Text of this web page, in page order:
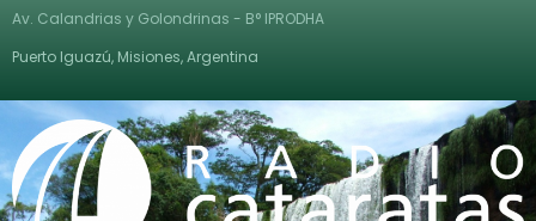
Av. Calandrias y Golondrinas - B° IPRODHA
Puerto Iguazú, Misiones, Argentina